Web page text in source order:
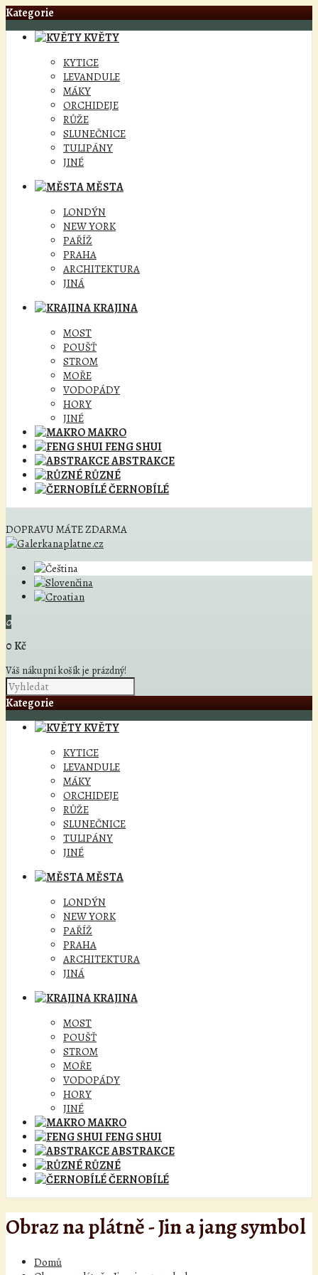
Kategorie
KVĚTY
KYTICE
LEVANDULE
MÁKY
ORCHIDEJE
RŮŽE
SLUNEČNICE
TULIPÁNY
JINÉ
MĚSTA
LONDÝN
NEW YORK
PAŘÍŽ
PRAHA
ARCHITEKTURA
JINÁ
KRAJINA
MOST
POUŠŤ
STROM
MOŘE
VODOPÁDY
HORY
JINÉ
MAKRO
FENG SHUI
ABSTRAKCE
RŮZNÉ
ČERNOBÍLÉ
DOPRAVU MÁTE ZDARMA
0
0 Kč
Váš nákupní košík je prázdný!
Kategorie
KVĚTY
KYTICE
LEVANDULE
MÁKY
ORCHIDEJE
RŮŽE
SLUNEČNICE
TULIPÁNY
JINÉ
MĚSTA
LONDÝN
NEW YORK
PAŘÍŽ
PRAHA
ARCHITEKTURA
JINÁ
KRAJINA
MOST
POUŠŤ
STROM
MOŘE
VODOPÁDY
HORY
JINÉ
MAKRO
FENG SHUI
ABSTRAKCE
RŮZNÉ
ČERNOBÍLÉ
Obraz na plátně - Jin a jang symbol
Domů